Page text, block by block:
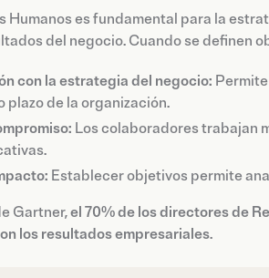
Humanos es fundamental para la
del negocio. Cuando se definen
con la estrategia del negocio:
plazo de la organización.
Los colaboradores trabajan
Establecer objetivos permite
Gartner,el 70% de los directores de
los resultados empresariales.